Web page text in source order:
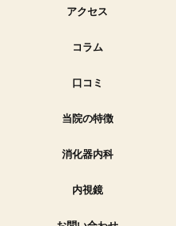
アクセス
コラム
口コミ
当院の特徴
消化器内科
内視鏡